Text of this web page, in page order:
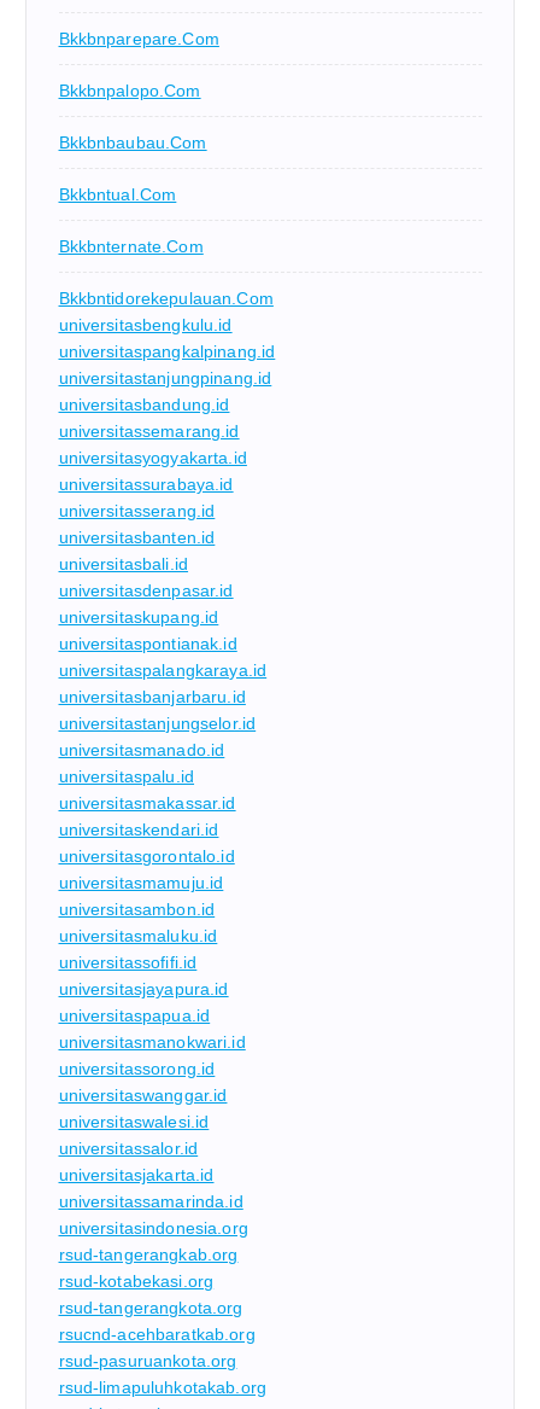
Bkkbnparepare.com
Bkkbnpalopo.com
Bkkbnbaubau.com
Bkkbntual.com
Bkkbnternate.com
Bkkbntidorekepulauan.com
universitasbengkulu.id
universitaspangkalpinang.id
universitastanjungpinang.id
universitasbandung.id
universitassemarang.id
universitasyogyakarta.id
universitassurabaya.id
universitasserang.id
universitasbanten.id
universitasbali.id
universitasdenpasar.id
universitaskupang.id
universitaspontianak.id
universitaspalangkaraya.id
universitasbanjarbaru.id
universitastanjungselor.id
universitasmanado.id
universitaspalu.id
universitasmakassar.id
universitaskendari.id
universitasgorontalo.id
universitasmamuju.id
universitasambon.id
universitasmaluku.id
universitassofifi.id
universitasjayapura.id
universitaspapua.id
universitasmanokwari.id
universitassorong.id
universitaswanggar.id
universitaswalesi.id
universitassalor.id
universitasjakarta.id
universitassamarinda.id
universitasindonesia.org
rsud-tangerangkab.org
rsud-kotabekasi.org
rsud-tangerangkota.org
rsucnd-acehbaratkab.org
rsud-pasuruankota.org
rsud-limapuluhkotakab.org